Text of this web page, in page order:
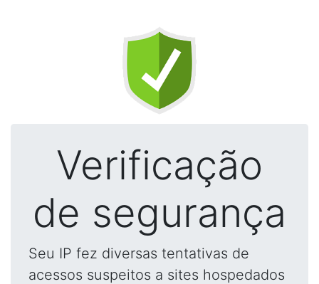
Verificação
de segurança
Seu IP fez diversas tentativas de
acessos suspeitos a sites hospedados